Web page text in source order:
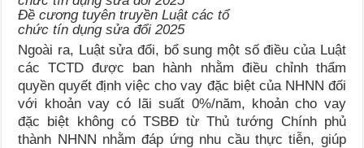
Đề cương tuyên truyền Luật các tổ
chức tín dụng sửa đổi 2025
Ngoài ra, Luật sửa đổi, bổ sung một số điều của Luật
các TCTD được ban hành nhằm điều chỉnh thẩm
quyền quyết định việc cho vay đặc biệt của NHNN đối
với khoản vay có lãi suất 0%/năm, khoản cho vay
đặc biệt không có TSBĐ từ Thủ tướng Chính phủ
thành NHNN nhằm đáp ứng nhu cầu thực tiễn, giúp